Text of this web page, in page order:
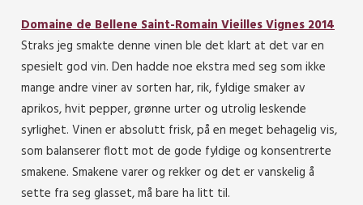
Domaine de Bellene Saint-Romain Vieilles Vignes 2014
Straks jeg smakte denne vinen ble det klart at det var en
spesielt god vin. Den hadde noe ekstra med seg som ikke
mange andre viner av sorten har, rik, fyldige smaker av
aprikos, hvit pepper, grønne urter og utrolig leskende
syrlighet. Vinen er absolutt frisk, på en meget behagelig vis,
som balanserer flott mot de gode fyldige og konsentrerte
smakene. Smakene varer og rekker og det er vanskelig å
sette fra seg glasset, må bare ha litt til.